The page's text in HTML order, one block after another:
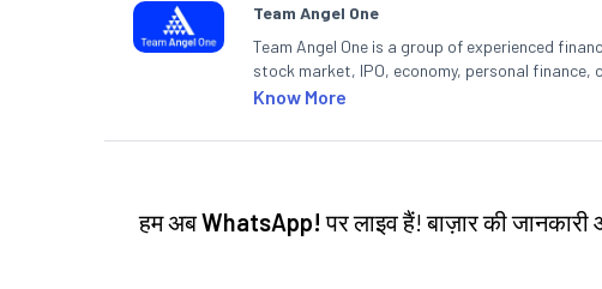
Team Angel One
Team Angel One is a group of experienced
stock market, IPO, economy, personal
Know More
हम अबWhatsApp! पर लाइव हैं! बाज़ार की